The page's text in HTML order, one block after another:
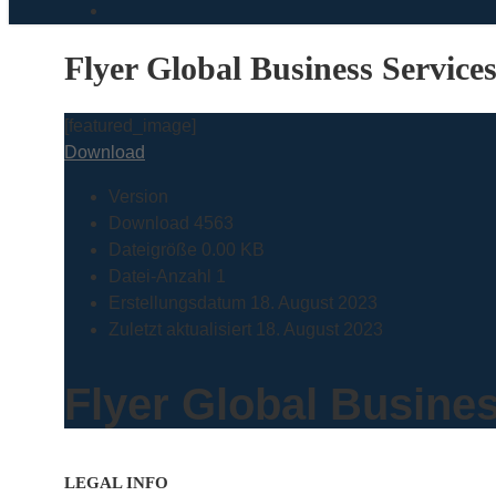
Flyer Global Business Services
[featured_image]
Download
Version
Download 4563
Dateigröße 0.00 KB
Datei-Anzahl
1
Erstellungsdatum 18. August 2023
Zuletzt aktualisiert 18. August 2023
Flyer Global
LEGAL INFO